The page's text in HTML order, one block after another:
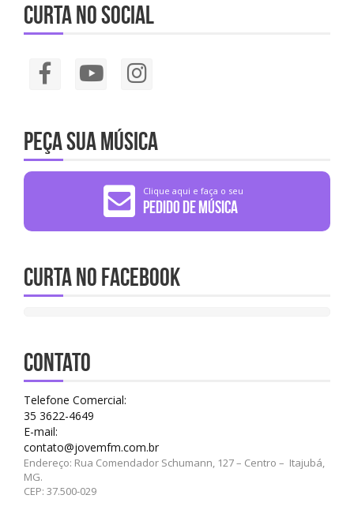
Curta no social
Peça sua música
Clique aqui e faça o seu
Pedido de Música
Curta no Facebook
CONTATO
Telefone Comercial:
35 3622-4649
E-mail:
contato@jovemfm.com.br
Endereço: Rua Comendador Schumann, 127 – Centro – Itajubá,
MG.
CEP: 37.500-029